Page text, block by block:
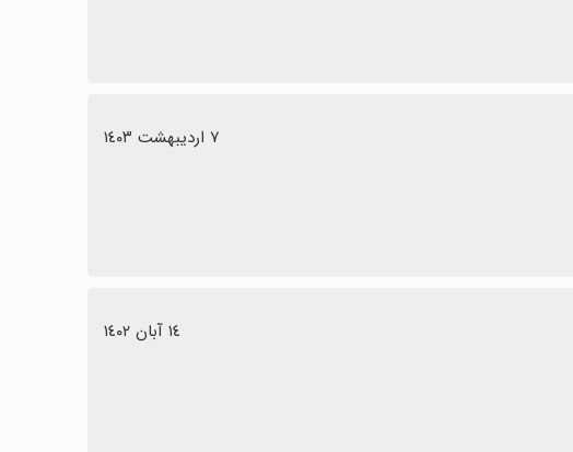
٧ اردیبهشت ١٤٠٣
١٤ آبان ١٤٠٢